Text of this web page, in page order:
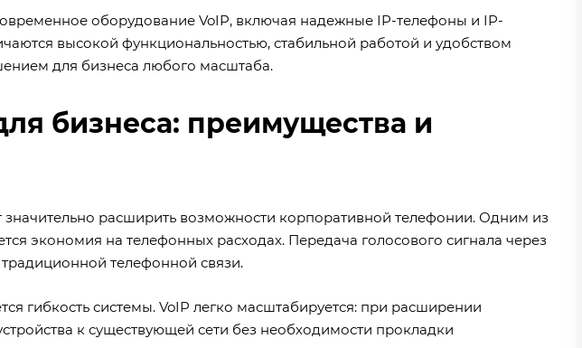
оборудование VoIP, включая надежные IP-телефоны и IP-
высокой функциональностью, стабильной работой и удобством
для бизнеса любого масштаба.
бизнеса: преимущества и
значительно расширить возможности корпоративной телефонии. Одним из
экономия на телефонных расходах. Передача голосового сигнала через
телефонной связи.
гибкость системы. VoIP легко масштабируется: при расширении
к существующей сети без необходимости прокладки